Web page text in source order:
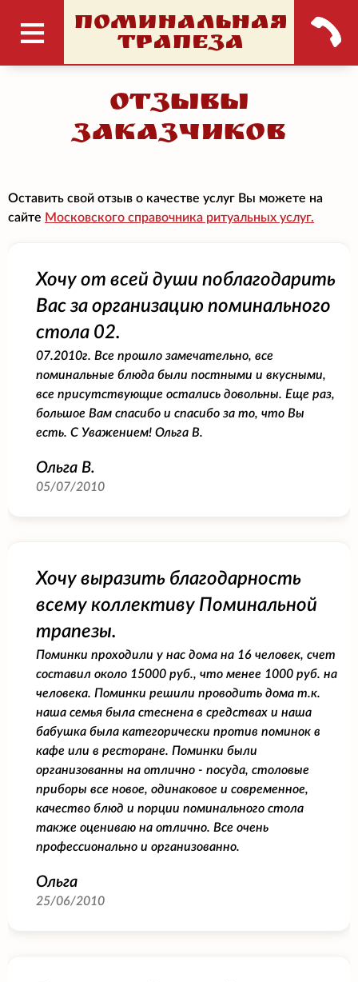
ПОМИНАЛЬНАЯ
ТРАПЕЗА
Отзывы
заказчиков
Оставить свой отзыв о качестве услуг Вы можете на
сайте Московского справочника ритуальных услуг.
Хочу от всей души поблагодарить
Вас за организацию поминального
стола 02.
07.2010г. Все прошло замечательно, все
поминальные блюда были постными и вкусными,
все присутствующие остались довольны. Еще раз,
большое Вам спасибо и спасибо за то, что Вы
есть. С Уважением! Ольга В.
Ольга В.
05/07/2010
Хочу выразить благодарность
всему коллективу Поминальной
трапезы.
Поминки проходили у нас дома на 16 человек, счет
составил около 15000 руб., что менее 1000 руб. на
человека. Поминки решили проводить дома т.к.
наша семья была стеснена в средствах и наша
бабушка была категорически против поминок в
кафе или в ресторане. Поминки были
организованны на отлично - посуда, столовые
приборы все новое, одинаковое и современное,
качество блюд и порции поминального стола
также оцениваю на отлично. Все очень
профессионально и организованно.
Ольга
25/06/2010